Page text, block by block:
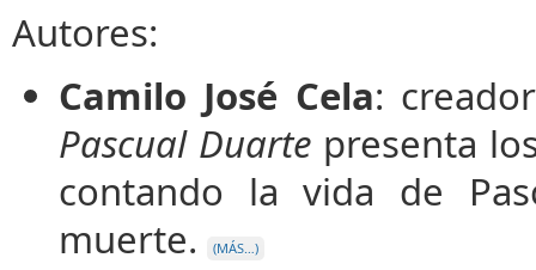
Autores:
Camilo José Cela:
Pascual Duarte presenta
contando la vida de
muerte.
(MÁS…)